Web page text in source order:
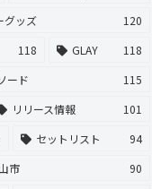
グッズ
120
118 GLAY
118
ード
115
リリース情報
101
セットリスト
94
市
90